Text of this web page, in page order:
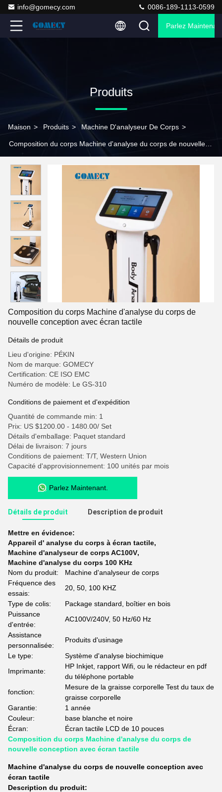
info@gomecy.com 0086-189-1113-0599
Parlez
Produits
Maison > Produits > Machine D'analyseur De Corps >
Composition du corps Machine d'analyse du corps de nouvelle
Composition du corps Machine d'analyse du corps de
nouvelle conception avec écran tactile
Détails de produit
Lieu d'origine: PÉKIN
Nom de marque: GOMECY
Certification: CE ISO EMC
Numéro de modèle: Le GS-310
Conditions de paiement et d'expédition
Quantité de commande min: 1
Prix: US $1200.00 - 1480.00/ Set
Détails d'emballage: Paquet standard
Délai de livraison: 7 jours
Conditions de paiement: T/T, Western Union
Capacité d'approvisionnement: 100 unités par mois
Parlez Maintenant.
Détails de produit Description de produit
Mettre en évidence:
Appareil d' analyse du corps à écran tactile,
Machine d'analyseur de corps AC100V,
Machine d'analyse du corps 100 KHz
Nom du produit:
Machine d'analyseur de corps
Fréquence des
essais:
20, 50, 100 KHZ
Type de colis:
Package standard, boîtier en bois
Puissance
d'entrée:
AC100V/240V, 50 Hz/60 Hz
Assistance
personnalisée:
Produits d'usinage
Le type:
Système d'analyse biochimique
Imprimante:
HP Inkjet, rapport Wifi, ou le rédacteur en pdf
du téléphone portable
fonction:
Mesure de la graisse corporelle Test du taux de
graisse corporelle
Garantie:
1 année
Couleur:
base blanche et noire
Écran:
Écran tactile LCD de 10 pouces
Composition du corps Machine d'analyse du corps de
nouvelle conception avec écran tactile
Machine d'analyse du corps de nouvelle conception avec
écran tactile
Description du produit: